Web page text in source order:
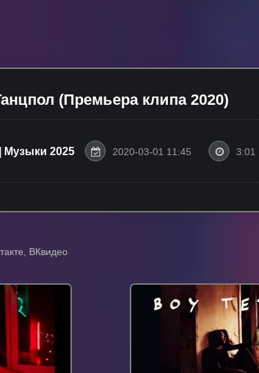
(Премьера клипа 2020)
Музыки 2025 2020-03-01 11:45 3:01
ВКвидео